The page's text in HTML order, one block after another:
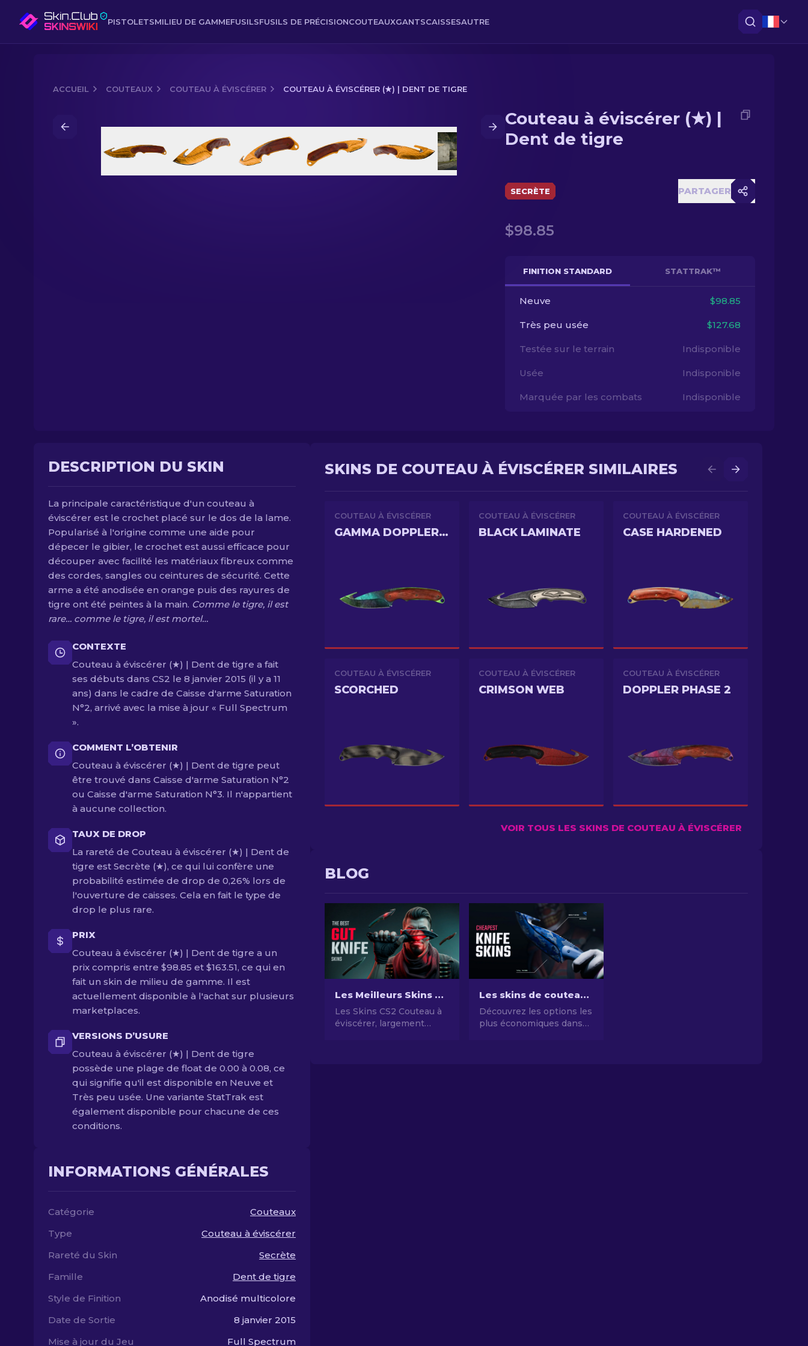
PISTOLETSMILIEU DE GAMMEFUSILSFUSILS DE PRÉCISIONCOUTEAUXGANTSCAISSESAUTRE
ACCUEIL COUTEAUX COUTEAU À ÉVISCÉRER COUTEAU À ÉVISCÉRER (★) | DENT DE TIGRE
Couteau à éviscérer (★) |
Dent de tigre
SECRÈTE PARTAGER
$98.85
FINITION STANDARD STATTRAK™
Neuve $98.85
Très peu usée $127.68
Testée sur le terrain Indisponible
Usée Indisponible
Marquée par les combats Indisponible
DESCRIPTION DU SKIN
La principale caractéristique d'un couteau à
éviscérer est le crochet placé sur le dos de la lame.
Popularisé à l'origine comme une aide pour
dépecer le gibier, le crochet est aussi efficace pour
découper avec facilité les matériaux fibreux comme
des cordes, sangles ou ceintures de sécurité. Cette
arme a été anodisée en orange puis des rayures de
tigre ont été peintes à la main. Comme le tigre, il est
rare… comme le tigre, il est mortel…
CONTEXTE
Couteau à éviscérer (★) | Dent de tigre a fait
ses débuts dans CS2 le 8 janvier 2015 (il y a 11
ans) dans le cadre de Caisse d'arme Saturation
N°2, arrivé avec la mise à jour « Full Spectrum
».
COMMENT L’OBTENIR
Couteau à éviscérer (★) | Dent de tigre peut
être trouvé dans Caisse d'arme Saturation N°2
ou Caisse d'arme Saturation N°3. Il n'appartient
à aucune collection.
TAUX DE DROP
La rareté de Couteau à éviscérer (★) | Dent de
tigre est Secrète (★), ce qui lui confère une
probabilité estimée de drop de 0,26% lors de
l'ouverture de caisses. Cela en fait le type de
drop le plus rare.
PRIX
Couteau à éviscérer (★) | Dent de tigre a un
prix compris entre $98.85 et $163.51, ce qui en
fait un skin de milieu de gamme. Il est
actuellement disponible à l'achat sur plusieurs
marketplaces.
VERSIONS D’USURE
Couteau à éviscérer (★) | Dent de tigre
possède une plage de float de 0.00 à 0.08, ce
qui signifie qu'il est disponible en Neuve et
Très peu usée. Une variante StatTrak est
également disponible pour chacune de ces
conditions.
INFORMATIONS GÉNÉRALES
Catégorie
Couteaux
Type
Couteau à éviscérer
Rareté du Skin
Secrète
Famille
Dent de tigre
Style de Finition
Anodisé multicolore
Date de Sortie
8 janvier 2015
Mise à jour du Jeu
Full Spectrum
SKINS DE COUTEAU À ÉVISCÉRER SIMILAIRES
COUTEAU À ÉVISCÉRER
GAMMA DOPPLER PHASE 4
COUTEAU À ÉVISCÉRER
BLACK LAMINATE
COUTEAU À ÉVISCÉRER
CASE HARDENED
COUTEAU À ÉVISCÉRER
SCORCHED
COUTEAU À ÉVISCÉRER
CRIMSON WEB
COUTEAU À ÉVISCÉRER
DOPPLER PHASE 2
VOIR TOUS LES SKINS DE COUTEAU À ÉVISCÉRER
BLOG
Les Meilleurs Skins de Couteau à éviscérer de CS2
Les Skins CS2 Couteau à
éviscérer, largement
Les skins de couteaux CS2 les moins chers [2026]
Découvrez les options les
plus économiques dans